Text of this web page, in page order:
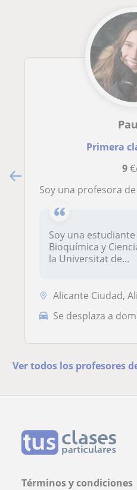
Primera
9
Soy una profesora de Biología, Química e Inglés que puede
Soy una
Bioquímica y
la Universitat de...
Alicante Ciudad, Alicante (Ciudad),
Se desplaza a
Ver todos los profesores
Términos y condiciones